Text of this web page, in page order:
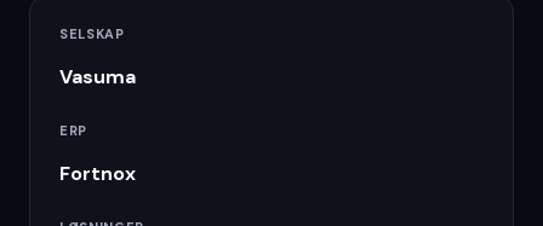
SELSKAP
Vasuma
ERP
Fortnox